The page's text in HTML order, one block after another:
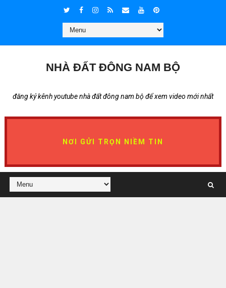
NHÀ ĐẤT ĐÔNG NAM BỘ
đăng ký kênh youtube nhà đất đông nam bộ để xem video mới nhất
NƠI GỬI TRỌN NIỀM TIN